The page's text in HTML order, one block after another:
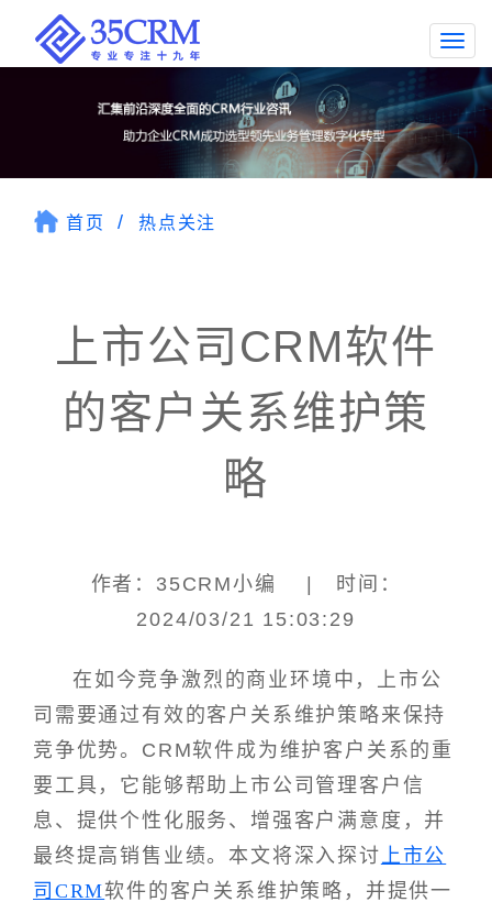
首页 热点关注
上市公司CRM软件
的客户关系维护策
略
作者：35CRM小编 | 时间：
2024/03/21 15:03:29
在如今竞争激烈的商业环境中，上市公
司需要通过有效的客户关系维护策略来保持
竞争优势。CRM软件成为维护客户关系的重
要工具，它能够帮助上市公司管理客户信
息、提供个性化服务、增强客户满意度，并
最终提高销售业绩。本文将深入探讨 上市公
司CRM软件的客户关系维护策略，并提供一